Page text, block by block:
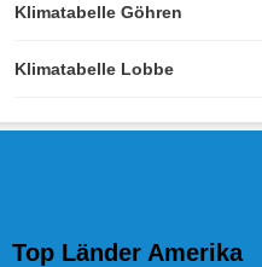
Klimatabelle Göhren
Klimatabelle Lobbe
Top Länder Amerika